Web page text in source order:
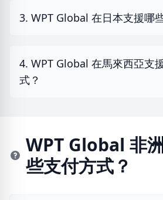
3. WPT Global 在日本支援哪
4. WPT Global 在馬來西亞支
式？
WPT Global 非
些支付方式？